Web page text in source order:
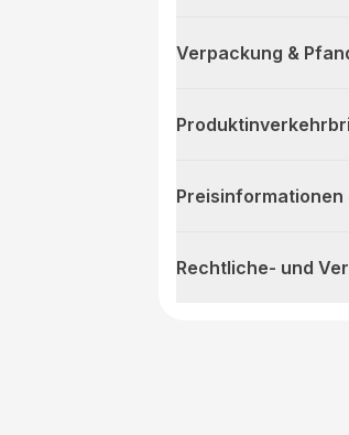
Verpackung &
Preisinformationen
Rechtliche- und